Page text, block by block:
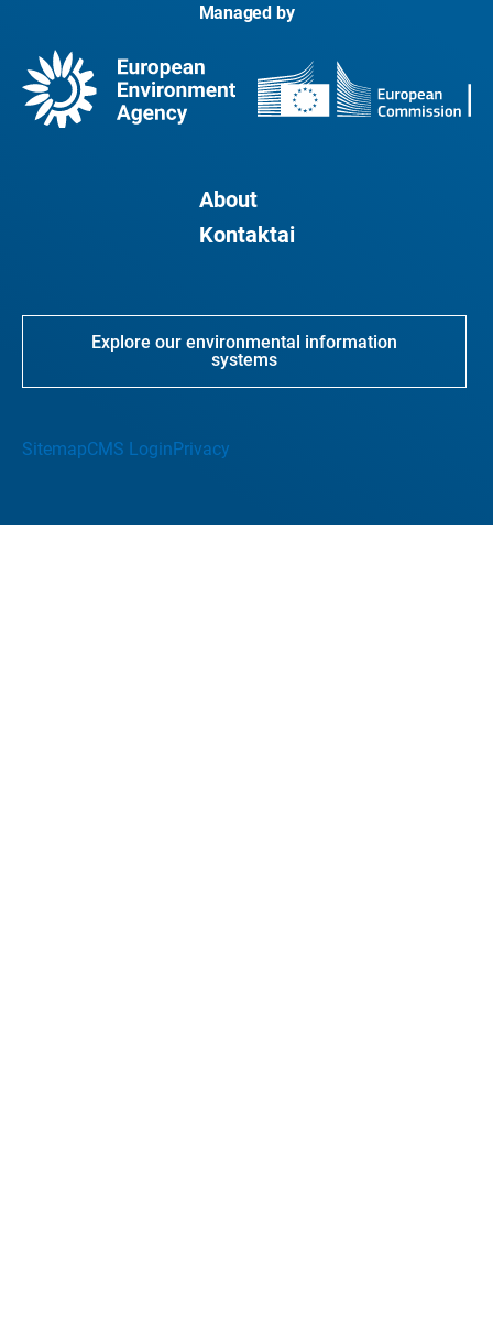
Managed by
About
Kontaktai
Explore our environmental information
systems
SitemapCMS LoginPrivacy